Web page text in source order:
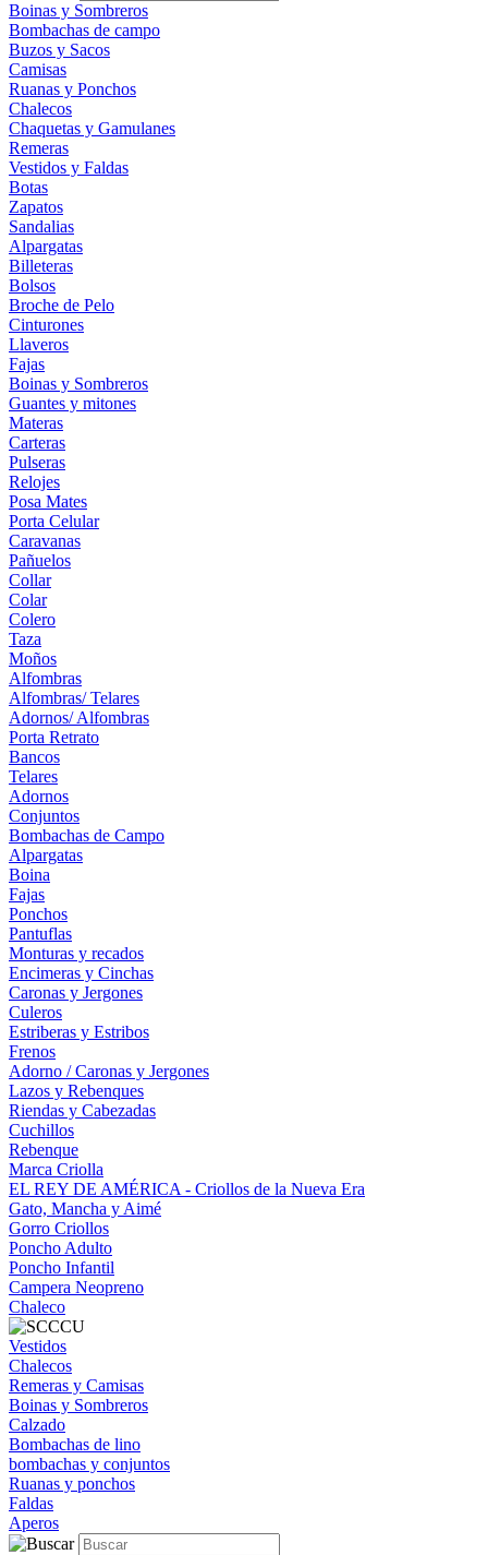
Boinas y Sombreros
Bombachas de campo
Buzos y Sacos
Camisas
Ruanas y Ponchos
Chalecos
Chaquetas y Gamulanes
Remeras
Vestidos y Faldas
Botas
Zapatos
Sandalias
Alpargatas
Billeteras
Bolsos
Broche de Pelo
Cinturones
Llaveros
Fajas
Boinas y Sombreros
Guantes y mitones
Materas
Carteras
Pulseras
Relojes
Posa Mates
Porta Celular
Caravanas
Pañuelos
Collar
Colar
Colero
Taza
Moños
Alfombras
Alfombras/ Telares
Adornos/ Alfombras
Porta Retrato
Bancos
Telares
Adornos
Conjuntos
Bombachas de Campo
Alpargatas
Boina
Fajas
Ponchos
Pantuflas
Monturas y recados
Encimeras y Cinchas
Caronas y Jergones
Culeros
Estriberas y Estribos
Frenos
Adorno / Caronas y Jergones
Lazos y Rebenques
Riendas y Cabezadas
Cuchillos
Rebenque
Marca Criolla
EL REY DE AMÉRICA - Criollos de la Nueva Era
Gato, Mancha y Aimé
Gorro Criollos
Poncho Adulto
Poncho Infantil
Campera Neopreno
Chaleco
Vestidos
Chalecos
Remeras y Camisas
Boinas y Sombreros
Calzado
Bombachas de lino
bombachas y conjuntos
Ruanas y ponchos
Faldas
Aperos